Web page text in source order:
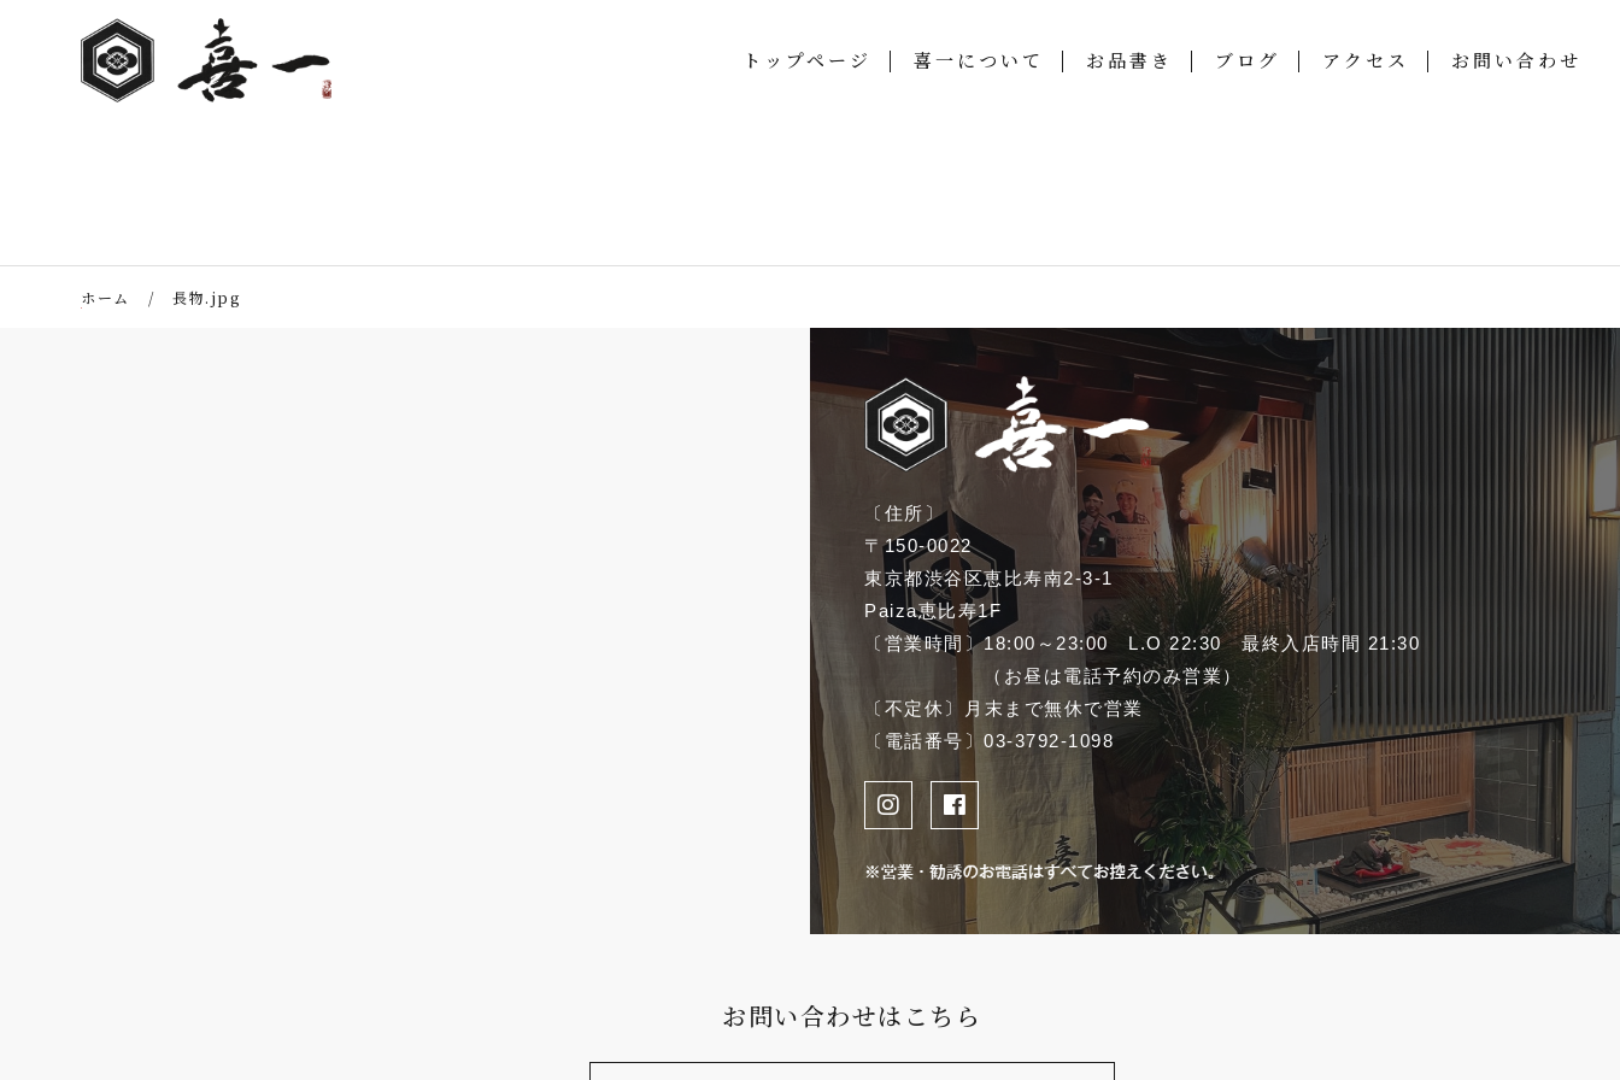
トップページ 喜一について お品書き ブログ アクセス お問い合わせ
ホーム 長物.jpg
〔住所〕
〒150-0022
東京都渋谷区恵比寿南2-3-1
Paiza恵比寿1F
〔営業時間〕18:00～23:00 L.O 22:30最終入店時間 21:30
（お昼は電話予約のみ営業）
〔不定休〕
月末まで無休で営業
〔電話番号〕 03-3792-1098
お問い合わせはこちら